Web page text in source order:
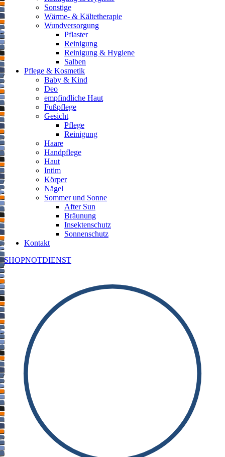
Sonstige
Wärme- & Kältetherapie
Wundversorgung
Pflaster
Reinigung
Reinigung & Hygiene
Salben
Pflege & Kosmetik
Baby & Kind
Deo
empfindliche Haut
Fußpflege
Gesicht
Pflege
Reinigung
Haare
Handpflege
Haut
Intim
Körper
Nägel
Sommer und Sonne
After Sun
Bräunung
Insektenschutz
Sonnenschutz
Kontakt
SHOPNOTDIENST